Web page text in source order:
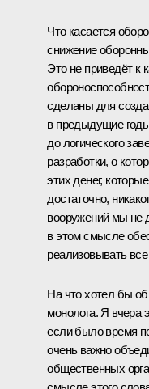
Что касается
снижение
Это не приведёт к
сделаны для
в предыдущие
до логического
разработки, о
этих денег,
достаточно,
вооружений мы не
в этом смысле
реализовывать
На что хотел бы
монолога. Я вчера
если было время
очень важно
общественных